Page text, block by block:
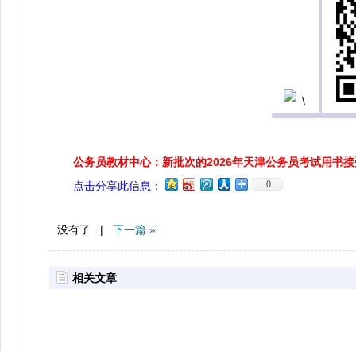
公务员教材中心：新批次的2026年天津公务员考试用书
点击分享此信息：
0
没有了 | 下一篇 »
相关文章